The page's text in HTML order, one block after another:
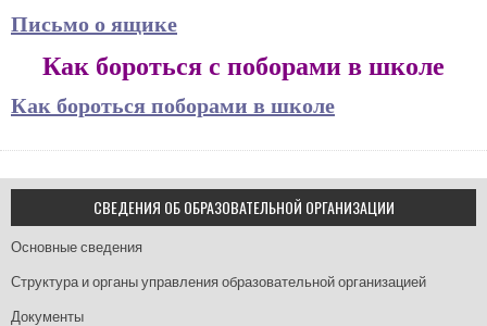
Письмо о ящике
Как бороться с поборами в школе
Как бороться поборами в школе
СВЕДЕНИЯ ОБ ОБРАЗОВАТЕЛЬНОЙ ОРГАНИЗАЦИИ
Основные сведения
Структура и органы управления образовательной организацией
Документы